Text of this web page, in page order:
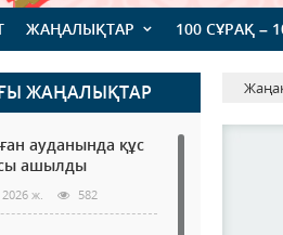
ЖАҢАЛЫҚТАР 100 СҰРАҚ –
ЖАҢАЛЫҚТАР
ауданында құс
ашылды
ж. 582